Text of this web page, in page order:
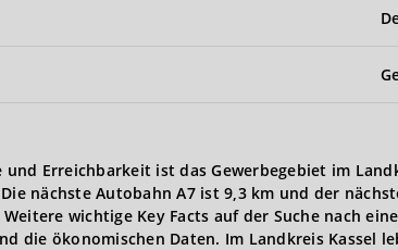
und Erreichbarkeit ist das Gewerbegebiet im
nächste Autobahn A7 ist 9,3 km und der
wichtige Key Facts auf der Suche nach
die ökonomischen Daten. Im Landkreis Kassel